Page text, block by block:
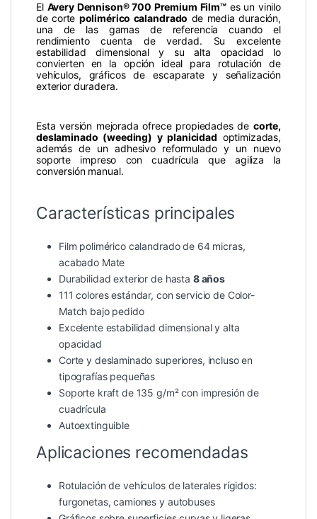
El Avery Dennison® 700 Premium Film™es un vinilo
de corte polimérico calandrado de media duración,
una de las gamas de referencia cuando el
rendimiento cuenta de verdad. Su excelente
estabilidad dimensional y su alta opacidad lo
convierten en la opción ideal para rotulación de
vehículos, gráficos de escaparate y señalización
exterior duradera.
Esta versión mejorada ofrece propiedades de corte,
deslaminado (weeding) y planicidad optimizadas,
además de un adhesivo reformulado y un nuevo
soporte impreso con cuadrícula que agiliza la
conversión manual.
Características principales
Film polimérico calandrado de 64 micras,
acabado Mate
Durabilidad exterior de hasta 8 años
111 colores estándar, con servicio de Color-
Match bajo pedido
Excelente estabilidad dimensional y alta
opacidad
Corte y deslaminado superiores, incluso en
tipografías pequeñas
Soporte kraft de 135 g/m² con impresión de
cuadrícula
Autoextinguible
Aplicaciones recomendadas
Rotulación de vehículos de laterales rígidos:
furgonetas, camiones y autobuses